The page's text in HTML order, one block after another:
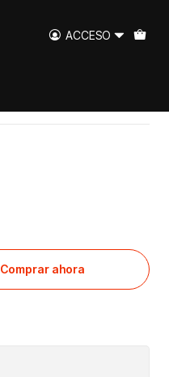
ACCESO
Comprar ahora